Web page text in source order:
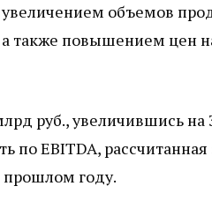
объемов
а также повышением цен
руб., увеличившись
по EBITDA,
прошлом году.